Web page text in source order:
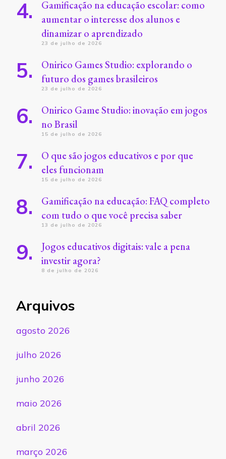
Gamificação na educação escolar: como
aumentar o interesse dos alunos e
dinamizar o aprendizado
23 de julho de 2026
Onirico Games Studio: explorando o
futuro dos games brasileiros
23 de julho de 2026
Onirico Game Studio: inovação em jogos
no Brasil
15 de julho de 2026
O que são jogos educativos e por que
eles funcionam
15 de julho de 2026
Gamificação na educação: FAQ completo
com tudo o que você precisa saber
13 de julho de 2026
Jogos educativos digitais: vale a pena
investir agora?
8 de julho de 2026
Arquivos
agosto 2026
julho 2026
junho 2026
maio 2026
abril 2026
março 2026